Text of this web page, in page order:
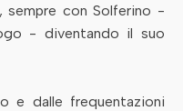
con Solferino -
- diventando il suo
e dalle frequentazioni